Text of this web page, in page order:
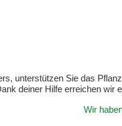
unterstützen Sie das
deiner Hilfe erreichen wir
Wir